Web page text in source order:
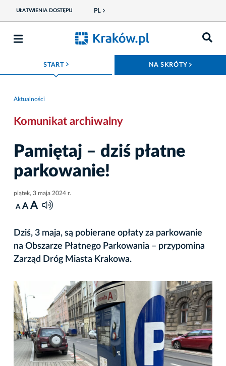
UŁATWIENIA DOSTĘPU PL
START ROZWIŃ MENU NA SKRÓTY
Aktualności
Komunikat archiwalny
Pamiętaj – dziś płatne
parkowanie!
piątek, 3 maja 2024 r.
A A A
Dziś, 3 maja, są pobierane opłaty za parkowanie
na Obszarze Płatnego Parkowania – przypomina
Zarząd Dróg Miasta Krakowa.